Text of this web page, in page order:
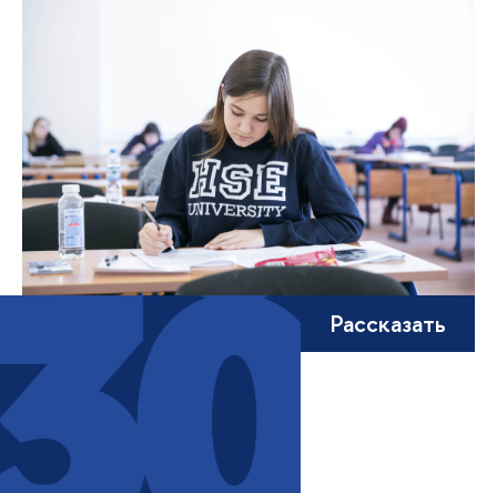
Рассказать